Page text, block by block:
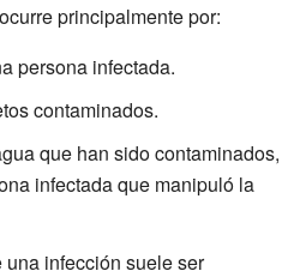
principalmente por:
persona infectada.
contaminados.
que han sido contaminados,
infectada que manipuló la
infección suele ser